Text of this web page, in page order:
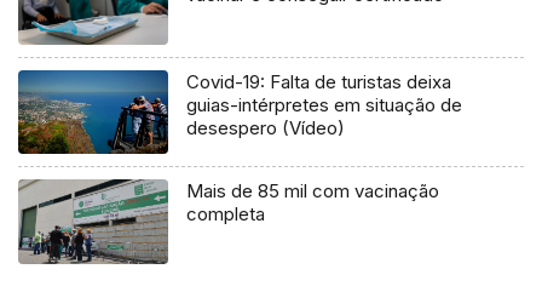
Covid-19: Falta de turistas deixa
guias-intérpretes em situação de
desespero (Vídeo)
Mais de 85 mil com vacinação
completa